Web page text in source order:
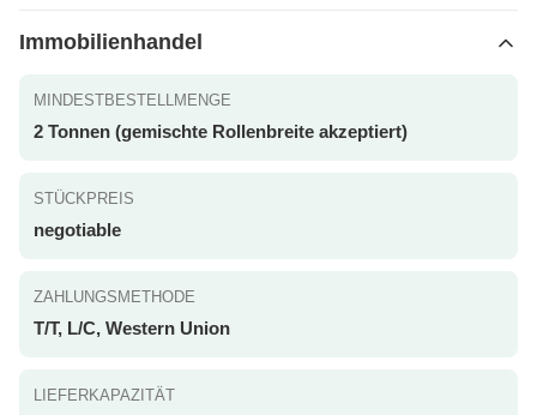
Immobilienhandel
MINDESTBESTELLMENGE
2 Tonnen (gemischte Rollenbreite akzeptiert)
STÜCKPREIS
negotiable
ZAHLUNGSMETHODE
T/T, L/C, Western Union
LIEFERKAPAZITÄT